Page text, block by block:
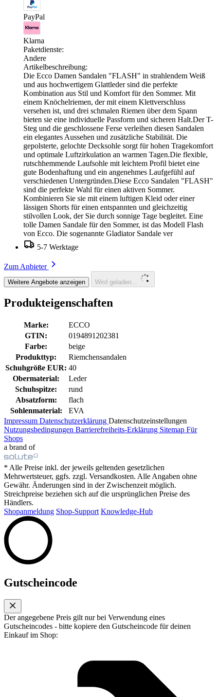
PayPal
Klarna
Paketdienste:
Andere
Artikelbeschreibung:
Die Ecco Damen Sandalen "FLASH" in strahlendem Weiß
und aus hochwertigem Glattleder sind die perfekte
Kombination aus Stil und Komfort für den Sommer. Mit
einem Knöchelriemen, der mit einem Klettverschluss
versehen ist, und drei schmalen Riemen über dem Spann
bieten sie eine individuelle Passform und sicheren Halt.Der T-
Steg und die geschlossene Ferse verleihen diesen Sandalen
ein elegantes Aussehen und zusätzliche Stabilität. Die
gepolsterte, gelochte Decksohle sorgt für hohen Tragekomfort
und optimale Luftzirkulation an warmen Tagen.Die flexible,
rutschhemmende Laufsohle mit leichtem Profil bietet eine
gute Bodenhaftung und ein angenehmes Laufgefühl auf
verschiedenen Untergründen.Diese Ecco Sandalen "FLASH"
sind die perfekte Wahl für einen aktiven Sommer.
Kombinieren Sie sie mit einem luftigen Kleid oder einer
lässigen Shorts für einen entspannten und gleichzeitig
stilvollen Look, der Sie durch sonnige Tage begleitet. Eine
tolle Damen Sandale für den Sommer, ist das Modell Flash
von Ecco. Die sogenannte Gladiator Sandale ver
5-7 Werktage
Zum Anbieter
Weitere Angebote anzeigen Wird geladen...
Produkteigenschaften
Marke:
ECCO
GTIN:
0194891202381
Farbe:
beige
Produkttyp:
Riemchensandalen
Schuhgröße EUR: 40
Obermaterial:
Leder
Schuhspitze:
rund
Absatzform:
flach
Sohlenmaterial:
EVA
Impressum Datenschutzerklärung Datenschutzeinstellungen
Nutzungsbedingungen Barrierefreiheits-Erklärung Sitemap Für
Shops
a brand of
* Alle Preise inkl. der jeweils geltenden gesetzlichen
Mehrwertsteuer, ggfs. zzgl. Versandkosten. Alle Angaben ohne
Gewähr. Änderungen sind in der Zwischenzeit möglich.
Streichpreise beziehen sich auf die ursprünglichen Preise des
Händlers.
Shopanmeldung Shop-Support Knowledge-Hub
Gutscheincode
Der angegebene Preis gilt nur bei Verwendung eines
Gutscheincodes - bitte kopiere den Gutscheincode für deinen
Einkauf im Shop: